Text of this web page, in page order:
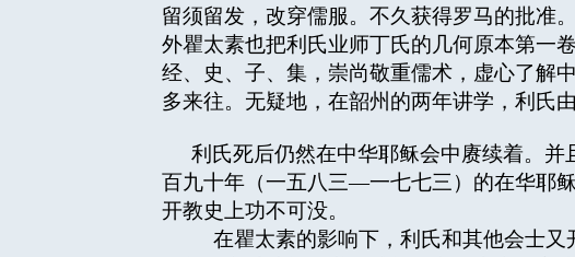
留须留发，改穿儒服。不久获得罗马的批准
外瞿太素也把利氏业师丁氏的几何原本第一
经、史、子、集，崇尚敬重儒术，虚心了解
多来往。无疑地，在韶州的两年讲学，利氏
利氏死后仍然在中华耶稣会中赓续着。
百九十年（一五八三—一七七三）的在华耶
开教史上功不可没。
在瞿太素的影响下，利氏和其他会士又